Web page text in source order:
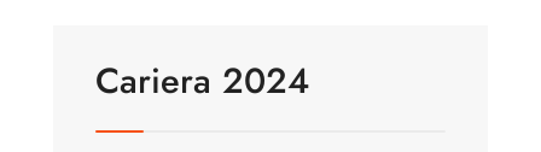
Cariera 2024